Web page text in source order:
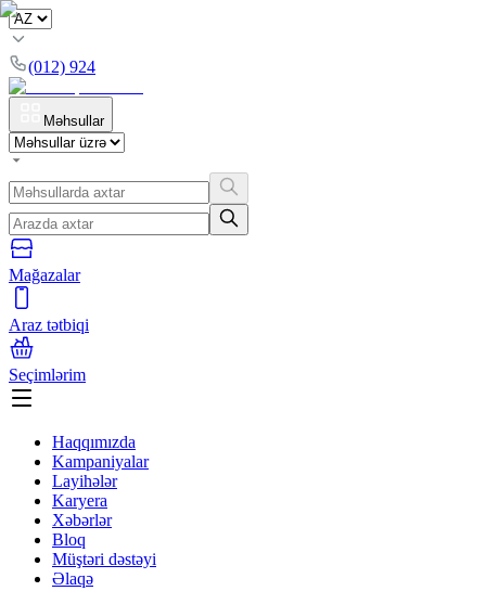
(012) 924
Məhsullar
Mağazalar
Araz tətbiqi
Seçimlərim
Haqqımızda
Kampaniyalar
Layihələr
Karyera
Xəbərlər
Bloq
Müştəri dəstəyi
Əlaqə